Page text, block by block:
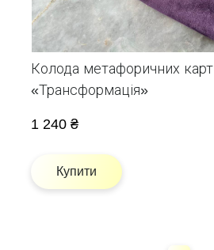
Колода метафоричних карт
«Трансформація»
1 240 ₴
Купити